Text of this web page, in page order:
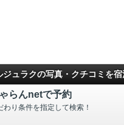
ュラクの写真・クチコミを宿
らんnetで予約
わり条件を指定して検索！